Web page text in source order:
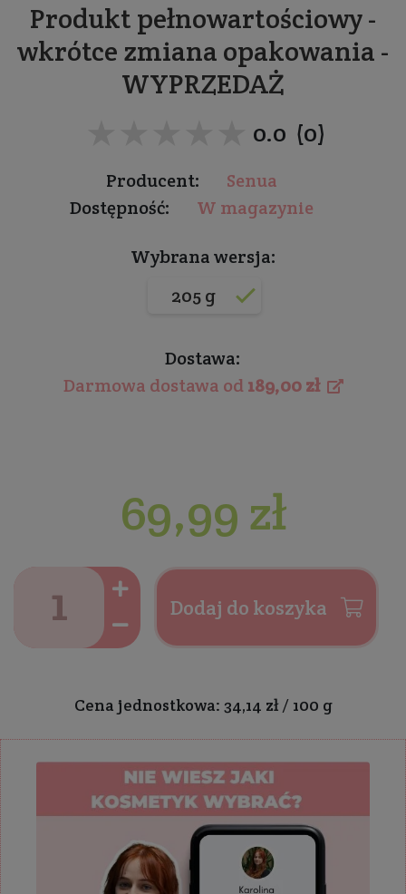
Produkt pełnowartościowy -
wkrótce zmiana opakowania -
WYPRZEDAŻ
0.0 (0)
Producent:
Senua
Dostępność:
W magazynie
Wybrana wersja:
205 g
Dostawa:
Darmowa dostawa od189,00 zł
69,99 zł
Dodaj do koszyka
Cena jednostkowa: 34,14 zł / 100 g